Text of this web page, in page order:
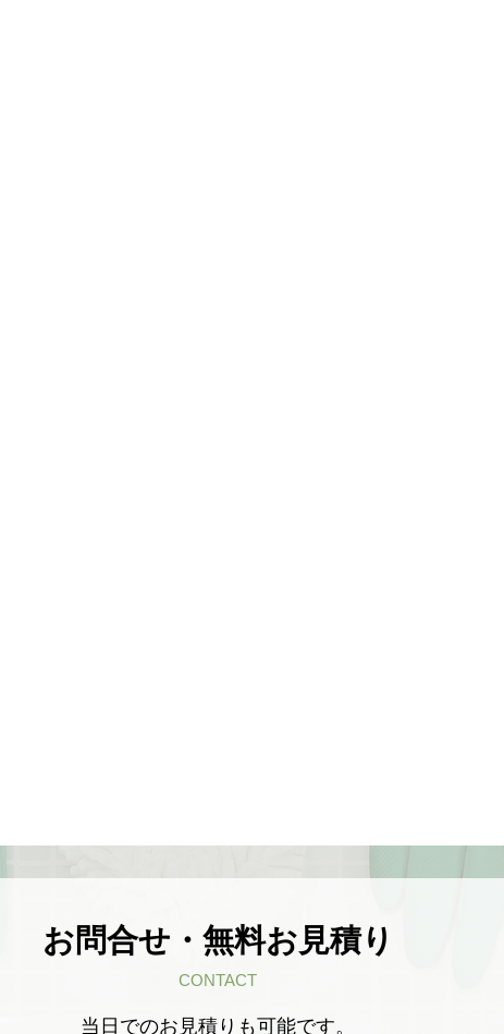
お問合せ・無料お見積り
CONTACT
当日でのお見積りも可能です。